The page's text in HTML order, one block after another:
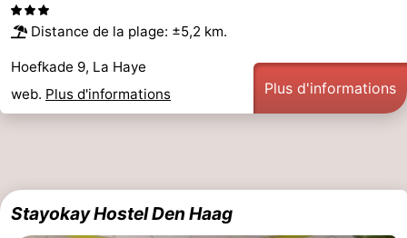
Distance de la plage: ±5,2 km.
Hoefkade 9, La Haye
web. Plus d'informations Plus d'informations
Stayokay Hostel Den Haag